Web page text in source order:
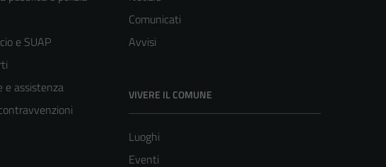
e SUAP
e assistenza
Comunicati
Avvisi
VIVERE IL COMUNE
Luoghi
Eventi